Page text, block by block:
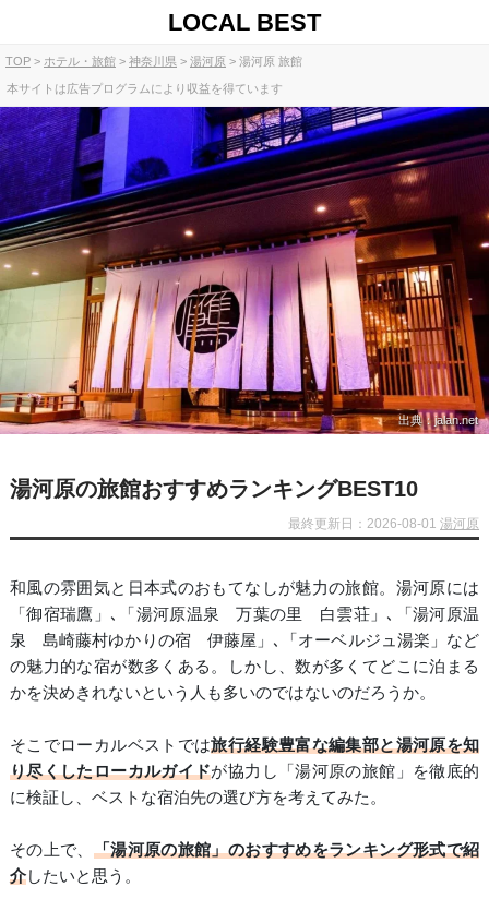
LOCAL BEST
TOP ホテル・旅館 神奈川県 湯河原 湯河原 旅館
本サイトは広告プログラムにより収益を得ています
出典：jalan.net
湯河原の旅館おすすめランキングBEST10
最終更新日：2026-08-01湯河原
和風の雰囲気と日本式のおもてなしが魅力の旅館。湯河原には
「御宿瑞鷹」､「湯河原温泉 万葉の里 白雲荘」､「湯河原温
泉 島崎藤村ゆかりの宿 伊藤屋」､「オーベルジュ湯楽」など
の魅力的な宿が数多くある。しかし、数が多くてどこに泊まる
かを決めきれないという人も多いのではないのだろうか。
そこでローカルベストでは旅行経験豊富な編集部と湯河原を知
り尽くしたローカルガイドが協力し「湯河原の旅館」を徹底的
に検証し、ベストな宿泊先の選び方を考えてみた。
その上で、 「湯河原の旅館」のおすすめをランキング形式で紹
介したいと思う。